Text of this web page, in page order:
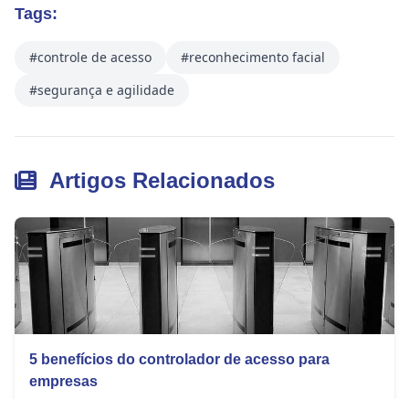
Tags:
#controle de acesso
#reconhecimento facial
#segurança e agilidade
Artigos Relacionados
5 benefícios do controlador de acesso para
empresas